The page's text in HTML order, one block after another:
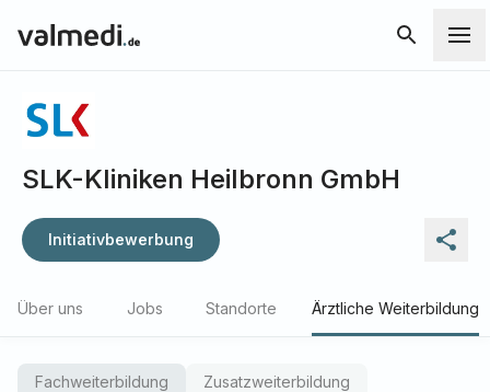
SLK-Kliniken Heilbronn GmbH
Initiativbewerbung
Über uns Jobs Standorte Ärztliche Weiterbildung
Fachweiterbildung Zusatzweiterbildung